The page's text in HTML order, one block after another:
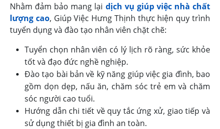
Nhằm đảm bảo mang lại dịch vụ giúp việc nhà chất
lượng cao, Giúp Việc Hưng Thịnh thực hiện quy trình
tuyển dụng và đào tạo nhân viên chặt chẽ:
Tuyển chọn nhân viên có lý lịch rõ ràng, sức khỏe
tốt và đạo đức nghề nghiệp.
Đào tạo bài bản về kỹ năng giúp việc gia đình, bao
gồm dọn dẹp, nấu ăn, chăm sóc trẻ em và chăm
sóc người cao tuổi.
Hướng dẫn chi tiết về quy tắc ứng xử, giao tiếp và
sử dụng thiết bị gia đình an toàn.